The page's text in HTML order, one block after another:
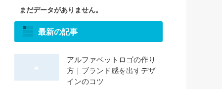
まだデータがありません。
最新の記事
アルファベットロゴの作り
方｜ブランド感を出すデザ
インのコツ